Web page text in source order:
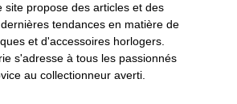
site propose des articles et des
tendances en matière de
et d'accessoires horlogers.
s'adresse à tous les passionnés
au collectionneur averti.